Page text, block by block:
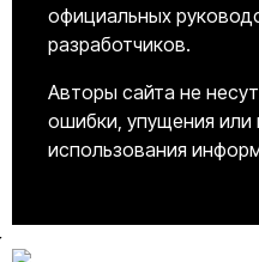
официальных
разработчиков.
Авторы сайта не
ошибки, упущения или
использования